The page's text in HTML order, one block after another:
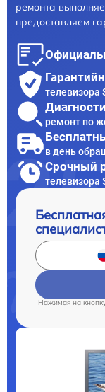
ремонта
предоставляем
телевизора
ремонт по
в день
Срочный
телевизора
Нажимая на